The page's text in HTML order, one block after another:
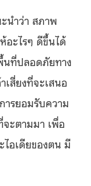
นำว่า สภาพ
อะไรๆ ดีขึ้นได้
นที่ปลอดภัยทาง
สี่ยงที่จะเสนอ
ารยอมรับความ
ะตามมา เพื่อ
ไอเดียของตน มี